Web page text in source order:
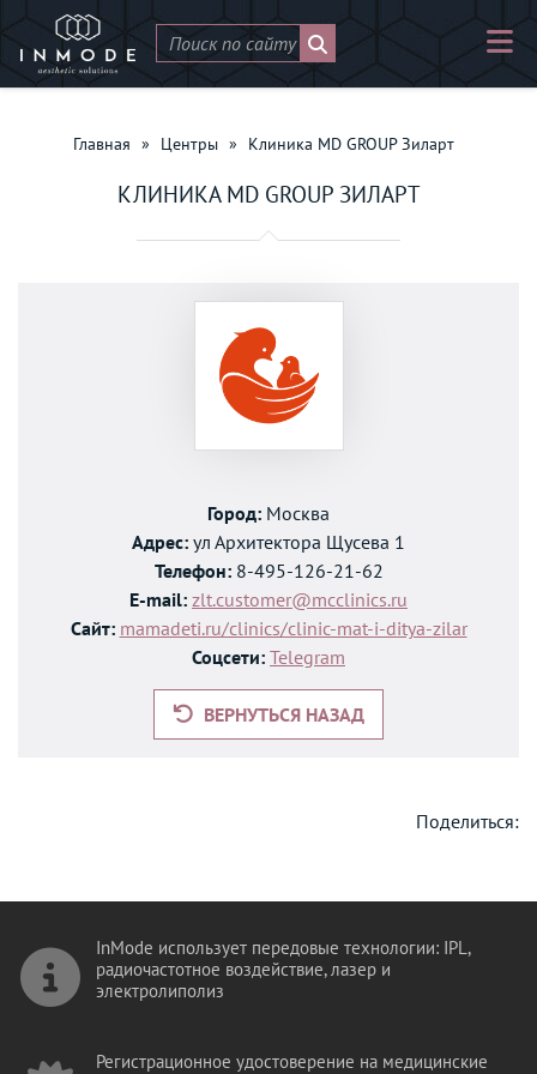
Главная » Центры » Клиника MD GROUP Зиларт
КЛИНИКА MD GROUP ЗИЛАРТ
Город: Москва
Адрес: ул Архитектора Щусева 1
Телефон:8-495-126-21-62
E-mail: zlt.customer@mcclinics.ru
Сайт: mamadeti.ru/clinics/clinic-mat-i-ditya-zilar
Соцсети: Telegram
ВЕРНУТЬСЯ НАЗАД
Поделиться:
InMode использует передовые технологии: IPL,
радиочастотное воздействие, лазер и
электролиполиз
Регистрационное удостоверение на медицинские